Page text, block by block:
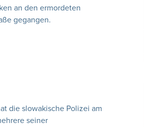
an den ermordeten
gegangen.
die slowakische Polizei am
seiner